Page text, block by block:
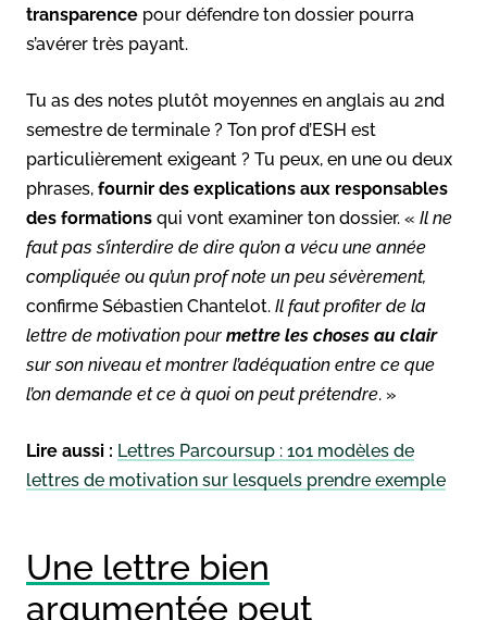
transparence pour défendre ton dossier pourra
s’avérer très payant.
Tu as des notes plutôt moyennes en anglais au 2nd
semestre de terminale ? Ton prof d’ESH est
particulièrement exigeant ? Tu peux, en une ou deux
phrases, fournir des explications aux responsables
des formations qui vont examiner ton dossier. « Il ne
faut pas s’interdire de dire qu’on a vécu une année
compliquée ou qu’un prof note un peu sévèrement,
confirme Sébastien Chantelot. Il faut profiter de la
lettre de motivation pour mettre les choses au clair
sur son niveau et montrer l’adéquation entre ce que
l’on demande et ce à quoi on peut prétendre. »
Lire aussi : Lettres Parcoursup : 101 modèles de
lettres de motivation sur lesquels prendre exemple
Une lettre bien
argumentée peut